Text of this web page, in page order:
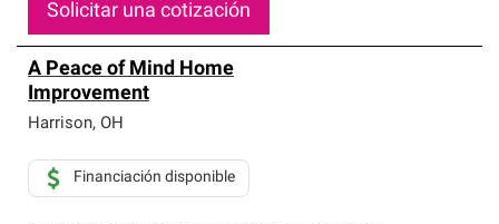
Solicitar una cotización
A Peace of Mind Home
Improvement
Harrison, OH
Financiación disponible